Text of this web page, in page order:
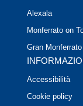
Alexala
Monferrato on
Gran Monferrato
Accessibilità
Cookie policy